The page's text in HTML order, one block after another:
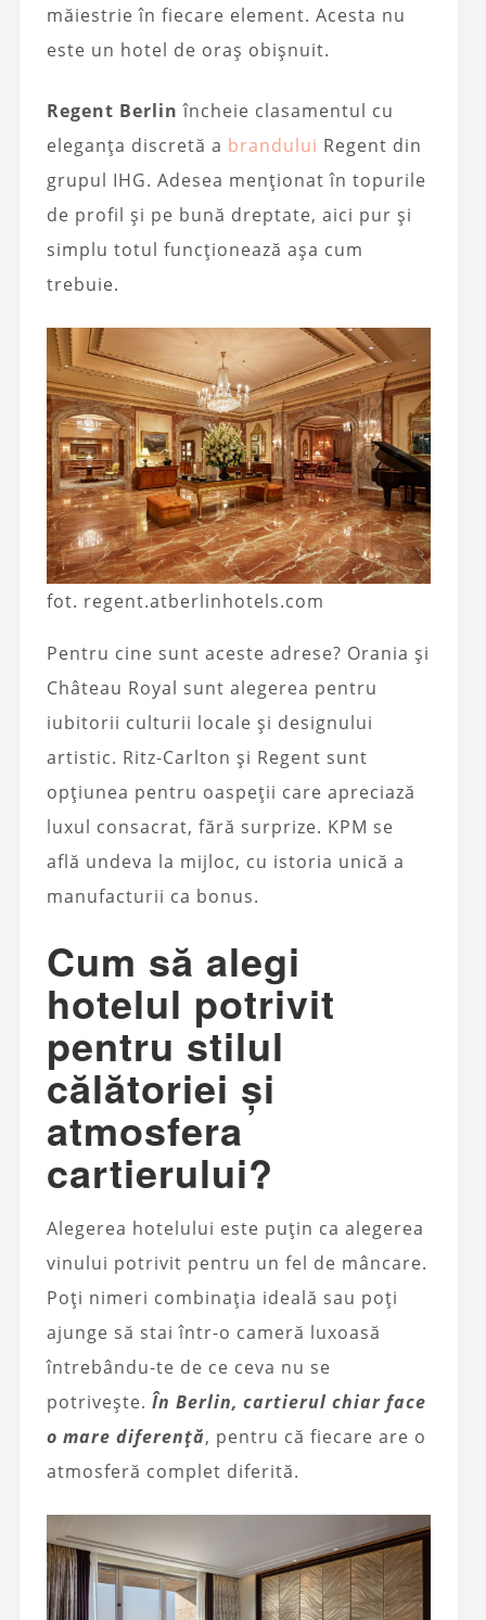
măiestrie în fiecare element. Acesta nu
este un hotel de oraș obișnuit.
Regent Berlin încheie clasamentul cu
eleganța discretă a brandului Regent din
grupul IHG. Adesea menționat în topurile
de profil și pe bună dreptate, aici pur și
simplu totul funcționează așa cum
trebuie.
fot. regent.atberlinhotels.com
Pentru cine sunt aceste adrese? Orania și
Château Royal sunt alegerea pentru
iubitorii culturii locale și designului
artistic. Ritz-Carlton și Regent sunt
opțiunea pentru oaspeții care apreciază
luxul consacrat, fără surprize. KPM se
află undeva la mijloc, cu istoria unică a
manufacturii ca bonus.
Cum să alegi
hotelul potrivit
pentru stilul
călătoriei și
atmosfera
cartierului?
Alegerea hotelului este puțin ca alegerea
vinului potrivit pentru un fel de mâncare.
Poți nimeri combinația ideală sau poți
ajunge să stai într-o cameră luxoasă
întrebându-te de ce ceva nu se
potrivește. În Berlin, cartierul chiar face
o mare diferență, pentru că fiecare are o
atmosferă complet diferită.